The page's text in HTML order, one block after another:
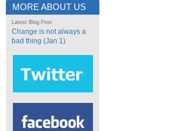
MORE ABOUT US
Latest Blog Post
Change is not always a
bad thing (Jan 1)